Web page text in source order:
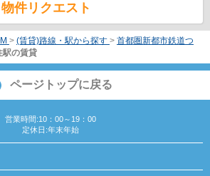
物件リクエスト
> (賃貸)路線・駅から探す > 首都圏新都市鉄道つ
駅の賃貸
ページトップに戻る
営業時間:10：00～19：00
定休日:年末年始